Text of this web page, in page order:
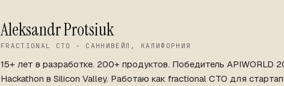
Aleksandr Protsiuk
FRACTIONAL CTO - САННИВЕЙЛ, КАЛИФОРНИЯ
15+ лет в разработке. 200+ продуктов. Победитель APIWORLD
Hackathon в Silicon Valley. Работаю как fractional CTO для